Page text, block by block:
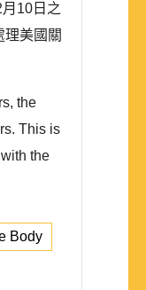
10日之
理美國關
the
This is
the
Body